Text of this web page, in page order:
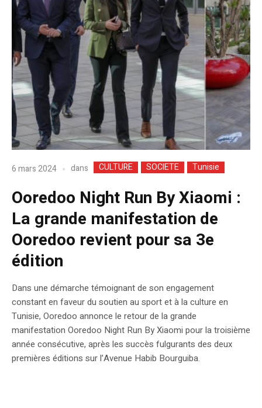
6 mars 2024 dans CULTURE SOCIETE Tunisie
Ooredoo Night Run By Xiaomi :
La grande manifestation de
Ooredoo revient pour sa 3e
édition
Dans une démarche témoignant de son engagement
constant en faveur du soutien au sport et à la culture en
Tunisie, Ooredoo annonce le retour de la grande
manifestation Ooredoo Night Run By Xiaomi pour la troisième
année consécutive, après les succès fulgurants des deux
premières éditions sur l’Avenue Habib Bourguiba.